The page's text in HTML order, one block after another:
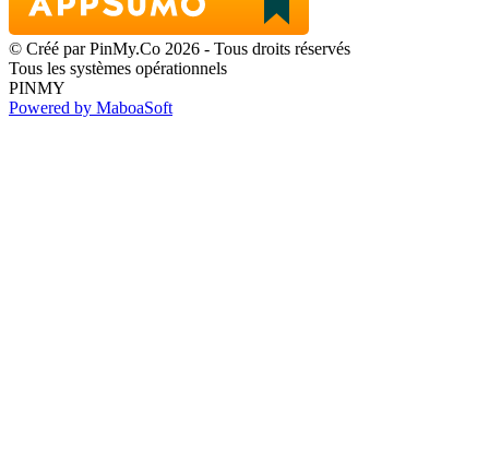
© Créé par PinMy.Co 2026 - Tous droits réservés
Tous les systèmes opérationnels
PINMY
Powered by MaboaSoft